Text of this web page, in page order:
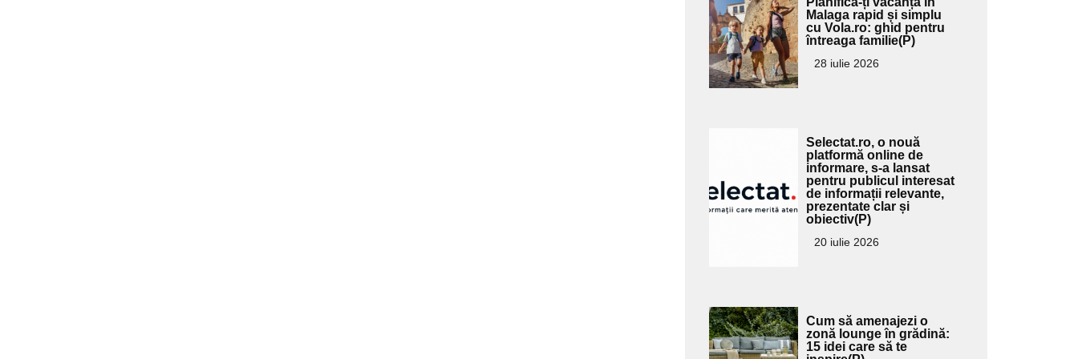
aici textul
pentru
subtitlu
Malaga rapid și simplu
cu Vola.ro: ghid pentru
întreaga familie(P)
28 iulie 2026
subtitlu
Selectat.ro, o nouă
platformă online de
informare, s-a lansat
pentru publicul interesat
de informații relevante,
prezentate clar și
obiectiv(P)
20 iulie 2026
Adaugă
aici textul
pentru
Cum să amenajezi o
zonă lounge în grădină:
15 idei care să te